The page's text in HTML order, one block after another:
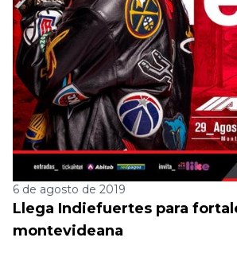
6 de agosto de 2019
Llega Indiefuertes para
montevideana